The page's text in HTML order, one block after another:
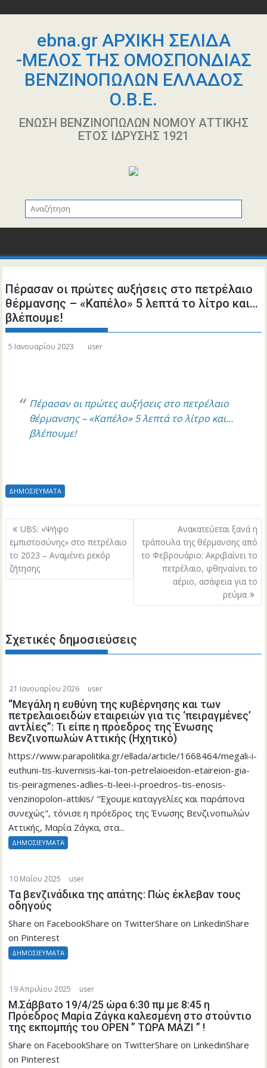
περιεχόμενοebna.gr ΑΡΧΙΚΗ ΣΕΛΙΔΑ
-ΜΕΛΟΣ ΤΗΣ ΟΜΟΣΠΟΝΔΙΑΣ
ΒΕΝΖΙΝΟΠΩΛΩΝ ΕΛΛΑΔΟΣ
Ο.Β.Ε.
ΕΝΩΣΗ ΒΕΝΖΙΝΟΠΩΛΩΝ ΝΟΜΟΥ ΑΤΤΙΚΗΣ
ΕΤΟΣ ΙΔΡΥΣΗΣ 1921
Πέρασαν οι πρώτες αυξήσεις στο πετρέλαιο
θέρμανσης – «Καπέλο» 5 λεπτά το λίτρο και…
βλέπουμε!
5 Ιανουαρίου 2023 user
Πέρασαν οι πρώτες αυξήσεις στο πετρέλαιο
θέρμανσης – «Καπέλο» 5 λεπτά το λίτρο και…
βλέπουμε!
ΔΗΜΟΣΙΕΥΜΑΤΑ
Πλοήγηση
άρθρων
UBS: «Ψήφο
εμπιστοσύνης» στο πετρέλαιο
το 2023 – Αναμένει ρεκόρ
ζήτησης
Ανακατεύεται ξανά η
τράπουλα της θέρμανσης από
το Φεβρουάριο: Ακριβαίνει το
πετρέλαιο, φθηναίνει το
αέριο, ασάφεια για το
ρεύμα
Σχετικές δημοσιεύσεις
21 Ιανουαρίου 2026 user
“Μεγάλη η ευθύνη της κυβέρνησης και των
πετρελαιοειδών εταιρειών για τις ‘πειραγμένες’
αντλίες”: Τι είπε η πρόεδρος της Ένωσης
Βενζινοπωλών Αττικής (Ηχητικό)
https://www.parapolitika.gr/ellada/article/1668464/megali-i-
euthuni-tis-kuvernisis-kai-ton-petrelaioeidon-etaireion-gia-
tis-peiragmenes-adlies-ti-leei-i-proedros-tis-enosis-
venzinopolon-attikis/ "Έχουμε καταγγελίες και παράπονα
συνεχώς", τόνισε η πρόεδρος της Ένωσης Βενζινοπωλών
Αττικής, Μαρία Ζάγκα, στα...
ΔΗΜΟΣΙΕΥΜΑΤΑ
10 Μαΐου 2025 user
Τα βενζινάδικα της απάτης: Πώς έκλεβαν τους
οδηγούς
Share on FacebookShare on TwitterShare on LinkedinShare
on Pinterest
ΔΗΜΟΣΙΕΥΜΑΤΑ
19 Απριλίου 2025 user
Μ.Σάββατο 19/4/25 ώρα 6:30 πμ με 8:45 η
Πρόεδρος Μαρία Ζάγκα καλεσμένη στο στούντιο
της εκπομπής του OPEN ” ΤΩΡΑ ΜΑΖΙ ” !
Share on FacebookShare on TwitterShare on LinkedinShare
on Pinterest